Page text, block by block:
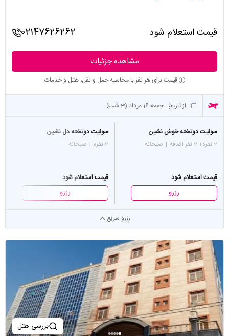
قیمت استعلام شود 02147626262
مشاهده جزئیات
قیمت برای هر نفر با محاسبه حمل و نقل، هتل و خدمات
از تاریخ : جمعه 16 مرداد (3 شب)
سوئیت دوتخته خوش نشین
2 نفره
+ 2 نفر اضافه | صبحانه
قیمت استعلام شود
رزرو
سوئیت دوتخته دل نشین
2 نفره
| صبحانه
قیمت استعلام شود
رزرو
رزرو سریع
بررسی هتل